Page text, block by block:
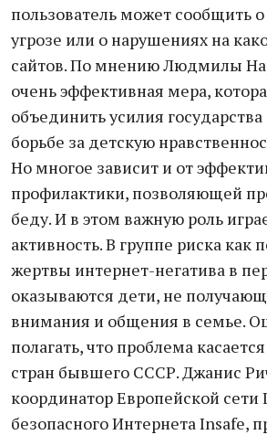
пользователь может сообщить
угрозе или о нарушениях на
сайтов. По мнению Людмилы
очень эффективная мера,
объединить усилия
борьбе за детскую
Но многое зависит и от
профилактики, позволяющей
беду. И в этом важную роль
активность. В группе риска как
жертвы интернет-негатива в
оказываются дети, не
внимания и общения в семье.
полагать, что проблема
стран бывшего СССР. Джанис
координатор Европейской сети
безопасного Интернета Insafe,